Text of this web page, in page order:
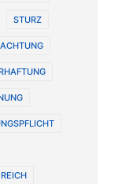
STURZ